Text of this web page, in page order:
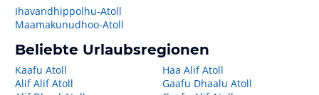
Ihavandhippolhu-Atoll
Maamakunudhoo-Atoll
Beliebte Urlaubsregionen
Kaafu Atoll
Alif Alif Atoll
Haa Alif Atoll
Gaafu Dhaalu Atoll